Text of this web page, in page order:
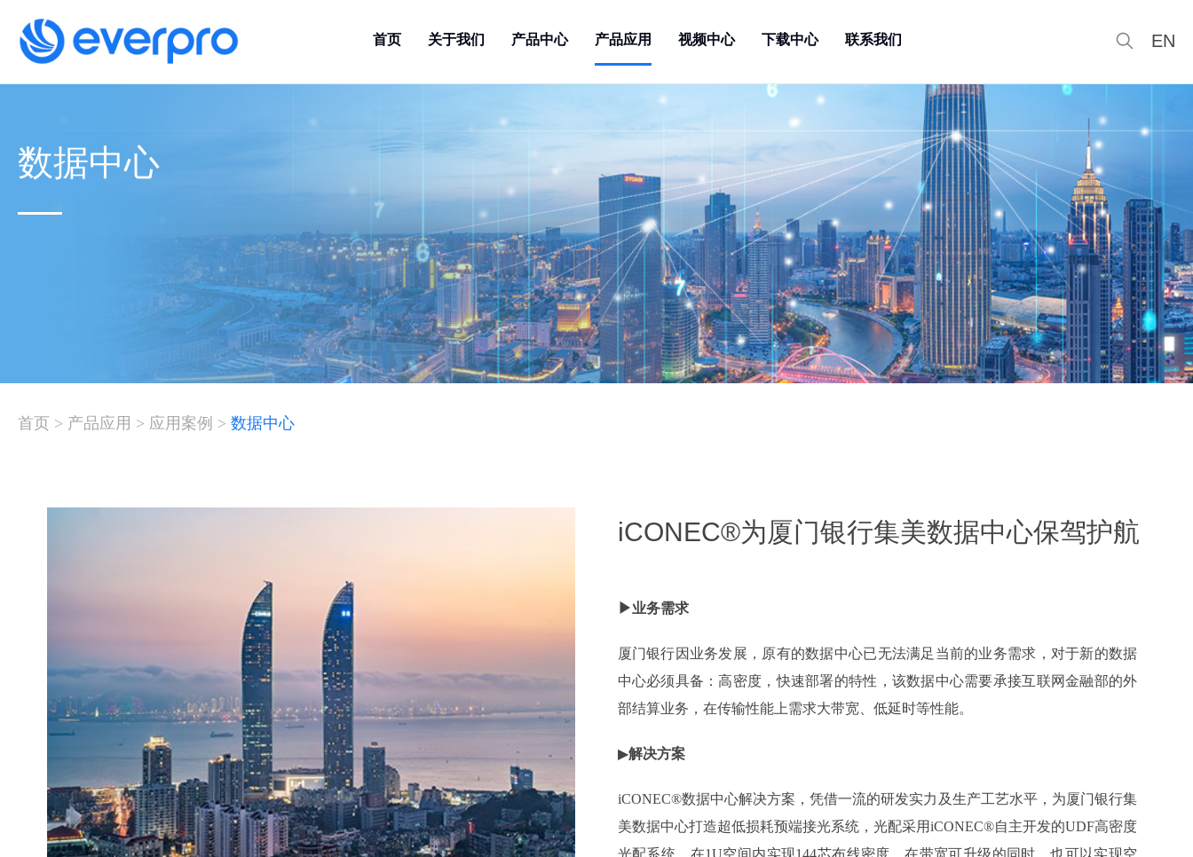
EN
首页 关于我们 产品中心 产品应用 视频中心 下载中心 联系我们
数据中心
首页 > 产品应用 > 应用案例 > 数据中心
iCONEC®为厦门银行集美数据中心保驾护航
▶业务需求
厦门银行因业务发展，原有的数据中心已无法满足当前的业务需求，对于新的数据
中心必须具备：高密度，快速部署的特性，该数据中心需要承接互联网金融部的外
部结算业务，在传输性能上需求大带宽、低延时等性能。
▶解决方案
iCONEC®数据中心解决方案，凭借一流的研发实力及生产工艺水平，为厦门银行集
美数据中心打造超低损耗预端接光系统，光配采用iCONEC®自主开发的UDF高密度
光配系统，在1U空间内实现144芯布线密度，在带宽可升级的同时，也可以实现空